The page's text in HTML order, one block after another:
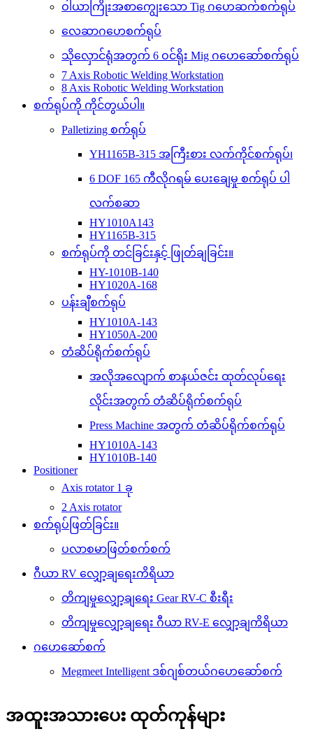
ဝါယာကြိုးအစာကျွေးသော Tig ဂဟေဆက်စက်ရုပ်
လေဆာဂဟေစက်ရုပ်
သိုလှောင်ရုံအတွက် 6 ဝင်ရိုး Mig ဂဟေဆော်စက်ရုပ်
7 Axis Robotic Welding Workstation
8 Axis Robotic Welding Workstation
စက်ရုပ်ကို ကိုင်တွယ်ပါ။
Palletizing စက်ရုပ်
YH1165B-315 အကြီးစား လက်ကိုင်စက်ရုပ်၊
6 DOF 165 ကီလိုဂရမ် ပေးချေမှု စက်ရုပ် ပါ
လက်စဆာ
HY1010A143
HY1165B-315
စက်ရုပ်ကို တင်ခြင်းနှင့် ဖြုတ်ချခြင်း။
HY-1010B-140
HY1020A-168
ပန်းချီစက်ရုပ်
HY1010A-143
HY1050A-200
တံဆိပ်ရိုက်စက်ရုပ်
အလိုအလျောက် စာနယ်ဇင်း ထုတ်လုပ်ရေး
လိုင်းအတွက် တံဆိပ်ရိုက်စက်ရုပ်
Press Machine အတွက် တံဆိပ်ရိုက်စက်ရုပ်
HY1010A-143
HY1010B-140
Positioner
Axis rotator 1 ခု
2 Axis rotator
စက်ရုပ်ဖြတ်ခြင်း။
ပလာစမာဖြတ်စက်စက်
ဂီယာ RV လျှော့ချရေးကိရိယာ
တိကျမှုလျှော့ချရေး Gear RV-C စီးရီး
တိကျမှုလျှော့ချရေး ဂီယာ RV-E လျှော့ချကိရိယာ
ဂဟေဆော်စက်
Megmeet Intelligent ဒစ်ဂျစ်တယ်ဂဟေဆော်စက်
အထူးအသားပေး ထုတ်ကုန်များ